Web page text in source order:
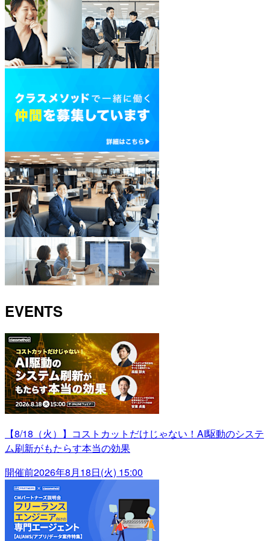
EVENTS
【8/18（火）】コストカットだけじゃない！AI駆動のシステ
ム刷新がもたらす本当の効果
開催前2026年8月18日(火) 15:00